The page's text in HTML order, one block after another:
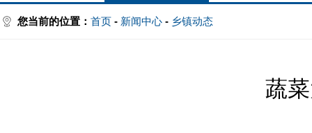
您当前的位置： 首页 - 新闻中心 - 乡镇动态
蔬